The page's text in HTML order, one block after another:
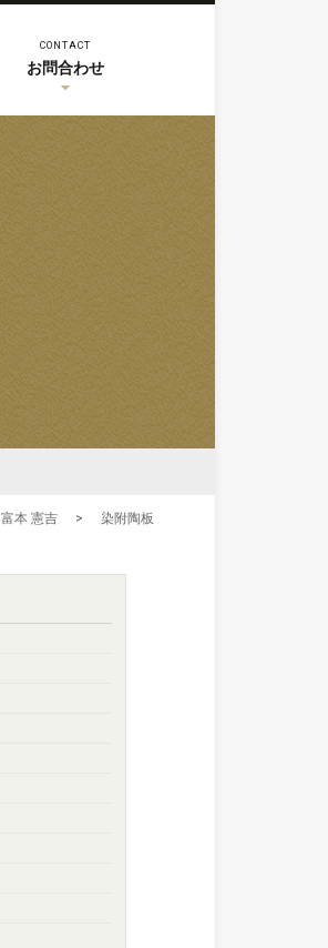
CONTACT
お問合わせ
富本 憲吉 > 染附陶板